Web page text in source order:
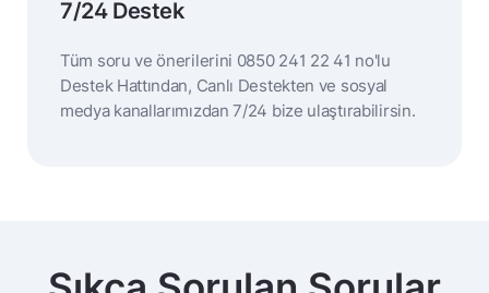
7/24 Destek
Tüm soru ve önerilerini 0850 241 22 41 no'lu
Destek Hattından, Canlı Destekten ve sosyal
medya kanallarımızdan 7/24 bize ulaştırabilirsin.